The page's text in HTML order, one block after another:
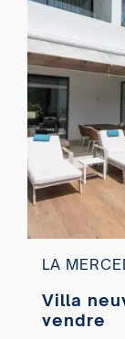
LA
Villa
vendre